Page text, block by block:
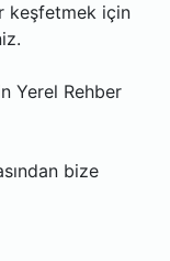
keşfetmek için
Yerel Rehber
bize